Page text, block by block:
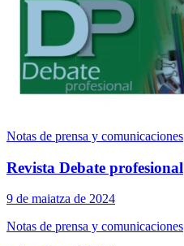
Notas de prensa y comunicaciones
Revista Debate profesional
9 de maiatza de 2024
Notas de prensa y comunicaciones